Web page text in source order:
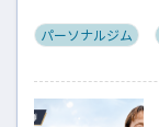
パーソナルジム